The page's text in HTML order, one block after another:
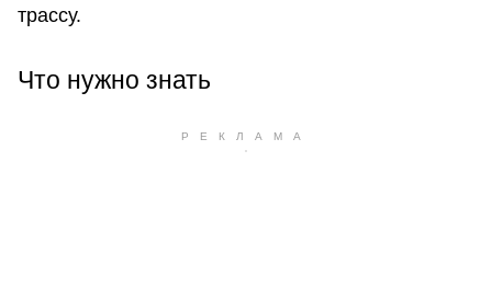
трассу.
Что нужно знать